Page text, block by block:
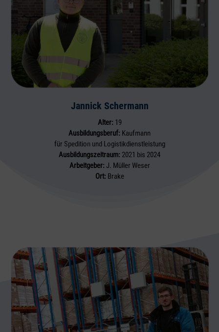
Jannick Schermann
Alter: 19
Ausbildungsberuf: Kaufmann
für Spedition und Logistikdienstleistung
Ausbildungszeitraum: 2021 bis 2024
Arbeitgeber: J. Müller Weser
Ort: Brake